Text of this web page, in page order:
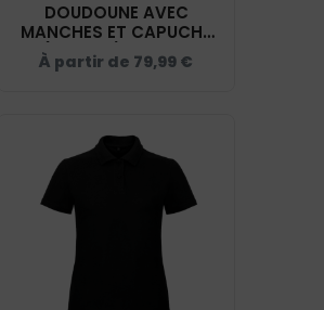
DOUDOUNE AVEC
MANCHES ET CAPUCHE
(ENFANT) - ECOLE
D'EQUITATION DU
À partir de 79,99 €